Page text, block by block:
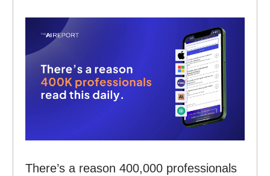
There’s a reason 400,000 professionals